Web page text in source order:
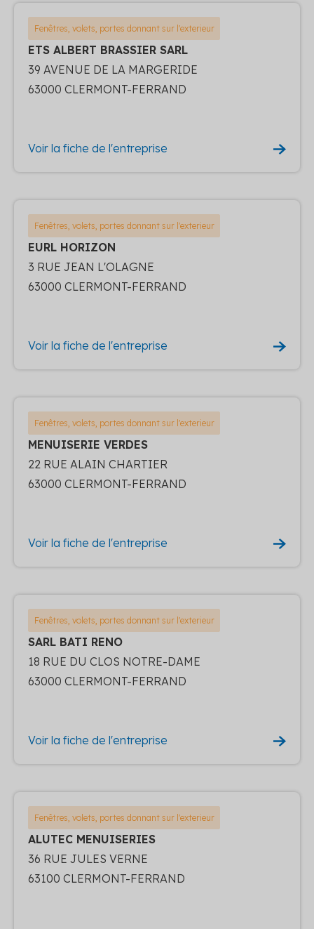
Fenêtres, volets, portes donnant sur l'exterieur
ETS ALBERT BRASSIER SARL
39 AVENUE DE LA MARGERIDE
63000 CLERMONT-FERRAND
Voir la fiche de l'entreprise
Fenêtres, volets, portes donnant sur l'exterieur
EURL HORIZON
3 RUE JEAN L'OLAGNE
63000 CLERMONT-FERRAND
Voir la fiche de l'entreprise
Fenêtres, volets, portes donnant sur l'exterieur
MENUISERIE VERDES
22 RUE ALAIN CHARTIER
63000 CLERMONT-FERRAND
Voir la fiche de l'entreprise
Fenêtres, volets, portes donnant sur l'exterieur
SARL BATI RENO
18 RUE DU CLOS NOTRE-DAME
63000 CLERMONT-FERRAND
Voir la fiche de l'entreprise
Fenêtres, volets, portes donnant sur l'exterieur
ALUTEC MENUISERIES
36 RUE JULES VERNE
63100 CLERMONT-FERRAND